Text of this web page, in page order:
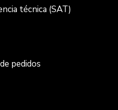
técnica (SAT)
pedidos